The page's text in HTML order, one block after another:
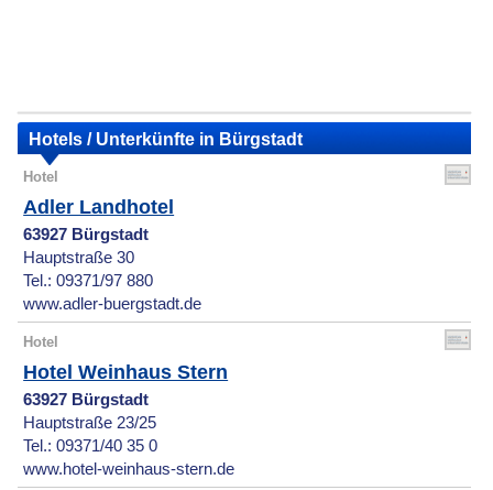
Hotels / Unterkünfte in Bürgstadt
Hotel
Adler Landhotel
63927 Bürgstadt
Hauptstraße 30
Tel.: 09371/97 880
www.adler-buergstadt.de
Hotel
Hotel Weinhaus Stern
63927 Bürgstadt
Hauptstraße 23/25
Tel.: 09371/40 35 0
www.hotel-weinhaus-stern.de